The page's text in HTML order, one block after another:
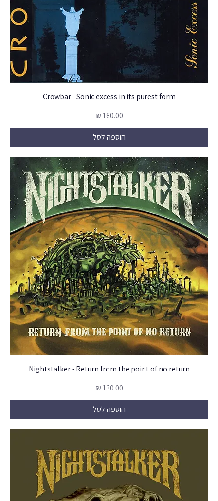
Crowbar - Sonic excess in its purest form
מחיר
הוספה לסל
Nightstalker - Return from the point of no return
מחיר
הוספה לסל